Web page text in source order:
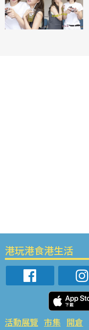
港玩港食港生活
活動展覽 市集 開倉